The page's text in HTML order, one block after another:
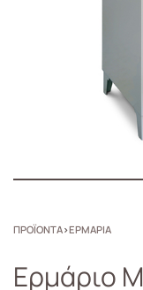
ΠΡΟΪΟΝΤΑ›ΕΡΜΑΡΙΑ
Ερμάριο